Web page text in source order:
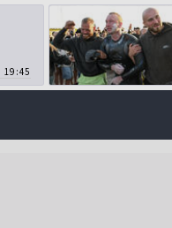
19:45